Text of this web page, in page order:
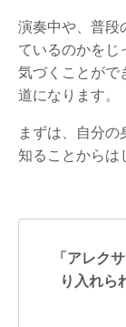
演奏中や、普段
ているのかをじ
気づくことがで
道になります。
まずは、自分
知ることからは
「アレク
り入れら